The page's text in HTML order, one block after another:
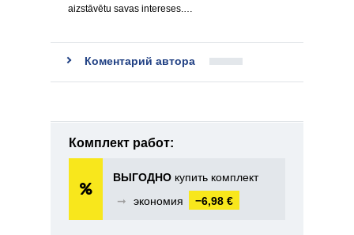
aizstāvētu savas intereses.…
Коментарий автора
Комплект работ:
ВЫГОДНО купить комплект
➞
экономия −6,98 €